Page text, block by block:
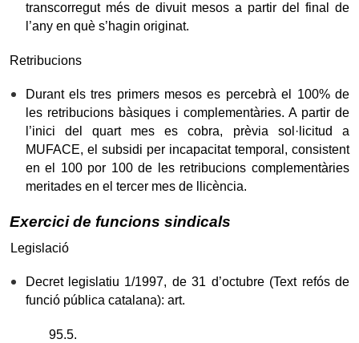
transcorregut més de divuit mesos a partir del final de
l’any en què s’hagin originat.
Retribucions
Durant els tres primers mesos es percebrà el 100% de
les retribucions bàsiques i complementàries. A partir de
l’inici del quart mes es cobra, prèvia sol·licitud a
MUFACE, el subsidi per incapacitat temporal, consistent
en el 100 por 100 de les retribucions complementàries
meritades en el tercer mes de llicència.
Exercici de funcions sindicals
Legislació
Decret legislatiu 1/1997, de 31 d’octubre (Text refós de
funció pública catalana): art.
95.5.